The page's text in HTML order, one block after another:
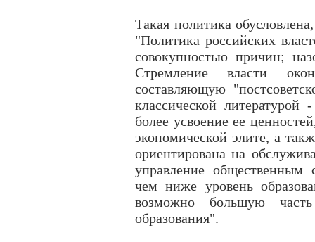
Такая политика
"Политика российских
совокупностью причин;
Стремление власти
составляющую
классической
более усвоение ее
экономической элите, а
ориентирована на
управление общественным
чем ниже уровень
возможно большую
образования".